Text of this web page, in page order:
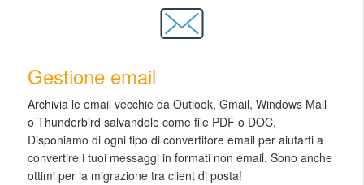
Gestione email
Archivia le email vecchie da Outlook, Gmail, Windows Mail
o Thunderbird salvandole come file PDF o DOC.
Disponiamo di ogni tipo di convertitore email per aiutarti a
convertire i tuoi messaggi in formati non email. Sono anche
ottimi per la migrazione tra client di posta!